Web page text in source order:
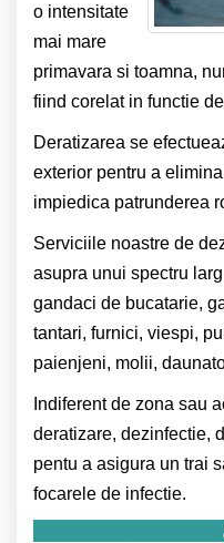
o intensitate
mai mare
primavara si toamna,
fiind corelat in functie
Deratizarea se
exterior pentru a
impiedica patrunderea
Serviciile noastre de
asupra unui spectru
gandaci de bucatarie,
tantari, furnici, viespi,
paienjeni, molii,
Indiferent de zona sau
deratizare, dezinfectie,
pentu a asigura un trai
focarele de infectie.